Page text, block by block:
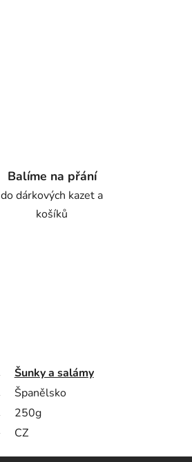
Balíme na přání
do dárkových kazet a
košíků
Šunky a salámy
Španělsko
250g
CZ